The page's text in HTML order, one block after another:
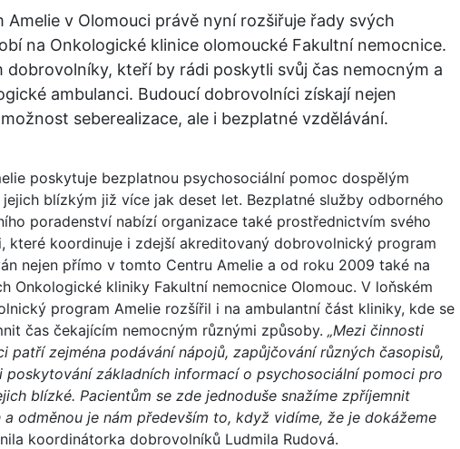
v Olomouci právě nyní rozšiřuje řady svých
na Onkologické klinice olomoucké Fakultní nemocnice.
dobrovolníky, kteří by rádi poskytli svůj čas nemocným a
ambulanci. Budoucí dobrovolníci získají nejen
seberealizace, ale i bezplatné vzdělávání.
poskytuje bezplatnou psychosociální pomoc dospělým
blízkým již více jak deset let. Bezplatné služby odborného
poradenství nabízí organizace také prostřednictvím svého
které koordinuje i zdejší akreditovaný dobrovolnický program
nejen přímo v tomto Centru Amelie a od roku 2009 také na
Onkologické kliniky Fakultní nemocnice Olomouc. V loňském
program Amelie rozšířil i na ambulantní část kliniky, kde se
čas čekajícím nemocným různými způsoby. „Mezi činnosti
patří zejména podávání nápojů, zapůjčování různých časopisů,
základních informací o psychosociální pomoci pro
blízké. Pacientům se zde jednoduše snažíme zpříjemnit
odměnou je nám především to, když vidíme, že je dokážeme
koordinátorka dobrovolníků Ludmila Rudová.